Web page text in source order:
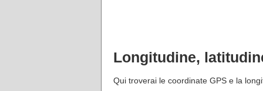
Longitudine,
Qui troverai le coordinate GPS e la